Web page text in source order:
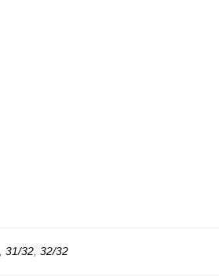
31/32, 32/32